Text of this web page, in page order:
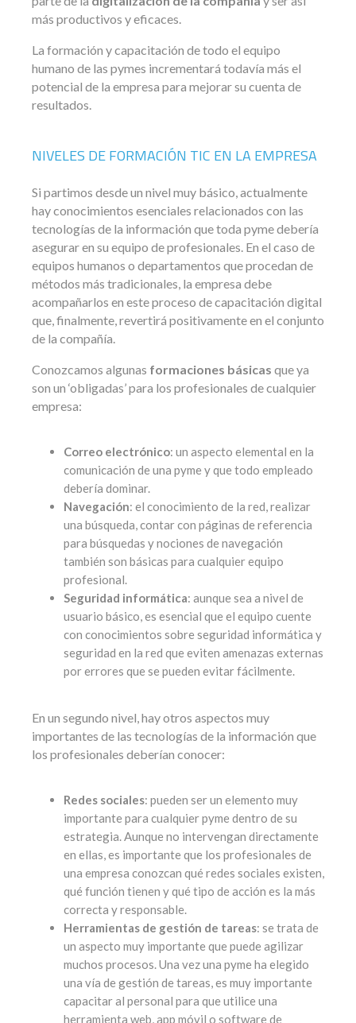
más productivos y eficaces.
La formación y capacitación de todo el equipo
humano de las pymes incrementará todavía más el
potencial de la empresa para mejorar su cuenta de
resultados.
NIVELES DE FORMACIÓN TIC EN LA EMPRESA
Si partimos desde un nivel muy básico, actualmente
hay conocimientos esenciales relacionados con las
tecnologías de la información que toda pyme debería
asegurar en su equipo de profesionales. En el caso de
equipos humanos o departamentos que procedan de
métodos más tradicionales, la empresa debe
acompañarlos en este proceso de capacitación digital
que, finalmente, revertirá positivamente en el conjunto
de la compañía.
Conozcamos algunas formaciones básicas que ya
son un ‘obligadas’ para los profesionales de cualquier
empresa:
Correo electrónico: un aspecto elemental en la
comunicación de una pyme y que todo empleado
debería dominar.
Navegación: el conocimiento de la red, realizar
una búsqueda, contar con páginas de referencia
para búsquedas y nociones de navegación
también son básicas para cualquier equipo
profesional.
Seguridad informática: aunque sea a nivel de
usuario básico, es esencial que el equipo cuente
con conocimientos sobre seguridad informática y
seguridad en la red que eviten amenazas externas
por errores que se pueden evitar fácilmente.
En un segundo nivel, hay otros aspectos muy
importantes de las tecnologías de la información que
los profesionales deberían conocer:
Redes sociales: pueden ser un elemento muy
importante para cualquier pyme dentro de su
estrategia. Aunque no intervengan directamente
en ellas, es importante que los profesionales de
una empresa conozcan qué redes sociales existen,
qué función tienen y qué tipo de acción es la más
correcta y responsable.
Herramientas de gestión de tareas: se trata de
un aspecto muy importante que puede agilizar
muchos procesos. Una vez una pyme ha elegido
una vía de gestión de tareas, es muy importante
capacitar al personal para que utilice una
herramienta web, app móvil o software de